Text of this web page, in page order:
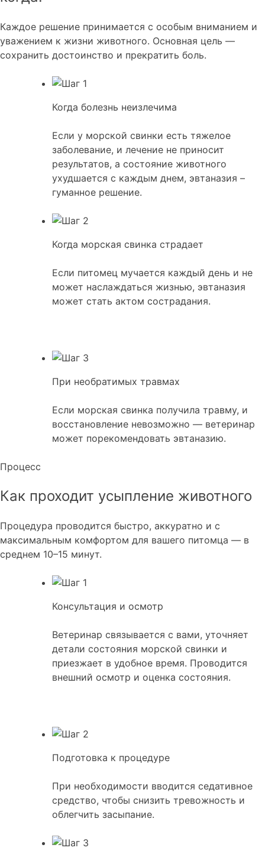
Каждое решение принимается с особым вниманием и
уважением к жизни животного. Основная цель —
сохранить достоинство и прекратить боль.
Когда болезнь неизлечима
Если у морской свинки есть тяжелое
заболевание, и лечение не приносит
результатов, а состояние животного
ухудшается с каждым днем, эвтаназия –
гуманное решение.
Когда морская свинка страдает
Если питомец мучается каждый день и не
может наслаждаться жизнью, эвтаназия
может стать актом сострадания.
При необратимых травмах
Если морская свинка получила травму, и
восстановление невозможно — ветеринар
может порекомендовать эвтаназию.
Процесс
Как проходит усыпление животного
Процедура проводится быстро, аккуратно и с
максимальным комфортом для вашего питомца — в
среднем 10–15 минут.
Консультация и осмотр
Ветеринар связывается с вами, уточняет
детали состояния морской свинки и
приезжает в удобное время. Проводится
внешний осмотр и оценка состояния.
Подготовка к процедуре
При необходимости вводится седативное
средство, чтобы снизить тревожность и
облегчить засыпание.